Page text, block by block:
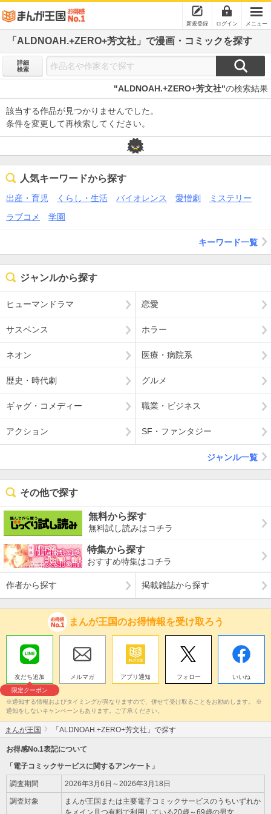
新規登録 ログイン メニュー
「ALDNOAH.+ZERO+芳文社」で漫画・コミックを探す
詳細
検索
"ALDNOAH.+ZERO+芳文社"の検索結果
該当する作品が見つかりませんでした。
条件を変更して再検索してください。
人気キーワードから探す
出産・育児 くらし・生活 バイオレンス 愛憎劇
ミステリー
ラブコメ
学園
キーワード一覧
ジャンルから探す
ヒューマンドラマ 恋愛
サスペンス ホラー
ネオン 医療・病院系
歴史・時代劇 グルメ
ギャグ・コメディー 職業・ビジネス
アクション SF・ファンタジー
ジャンル一覧
その他で探す
無料から探す
無料試し読みはコチラ
特集から探す
おすすめ特集はコチラ
作者から探す 掲載雑誌から探す
まんが王国のお得情報を受け取ろう
友だち追加
限定クーポン
メルマガ アプリ通知 フォロー いいね
※通知する情報およびタイミングが異なりますので、併せて受け取ることをお勧めします。 ※
通知をしないキャンペーンもあります。ご了承ください。
まんが王国 「ALDNOAH.+ZERO+芳文社」で探す
お得感No.1表記について
「電子コミックサービスに関するアンケート」
調査期間 2026年3月6日～2026年3月18日
調査対象
まんが王国または主要電子コミックサービスのうちいずれか
をメイン且つ有料で利用している20歳～69歳の男女